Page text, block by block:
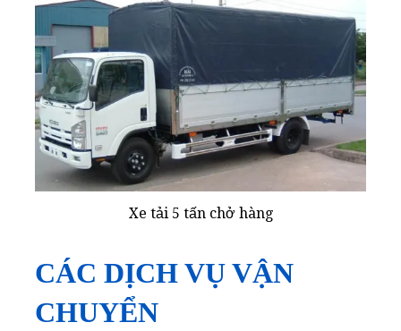
Xe tải 5 tấn chở hàng
CÁC DỊCH VỤ VẬN
CHUYỂN